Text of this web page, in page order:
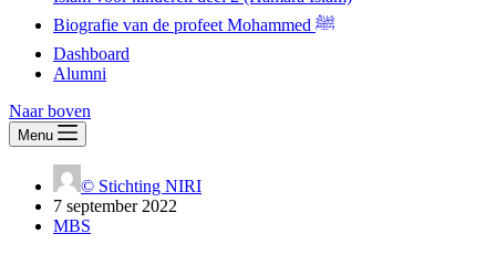
Biografie van de profeet Mohammed ﷺ
Dashboard
Alumni
Naar boven
Menu
© Stichting NIRI
7 september 2022
MBS